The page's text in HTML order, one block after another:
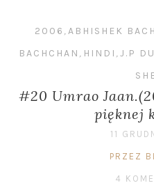
2006 ,ABHISHEK
BACHCHAN , HINDI ,J.P
#20 Umrao
pięknej
11
PRZEZ
4